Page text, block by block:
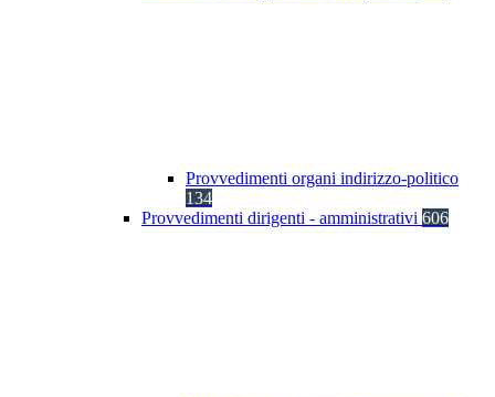
Provvedimenti organi indirizzo-politico
134
Provvedimenti dirigenti - amministrativi 606